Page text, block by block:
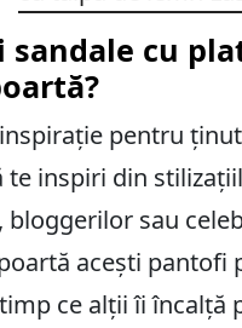
sandale cu
pentru
te inspiri din
bloggerilor sau
acești pantofi
ce alții îi încalță